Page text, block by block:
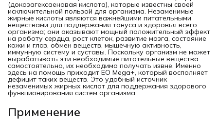
(докозагексаеновая кислота), которые известны своей
исключительной пользой для организма. Незаменимые
жирные кислоты являются важнейшими питательными
веществами для поддержания тонуса и здоровья всего
организма; они оказывают мощный положительный эффект
на работу сердца, рост клеток, развитие мозга, состояние
кожи и глаз, обмен веществ, мышечную активность,
иммунную систему и суставы. Поскольку организм не может
вырабатывать эти необходимые питательные вещества
самостоятельно, их необходимо получать извне. Именно
здесь на помощь приходит EO Mega+, который восполняет
дефицит таких веществ. Это удобный источник
незаменимых жирных кислот для поддержания здорового
функционирования систем организма.
Применение